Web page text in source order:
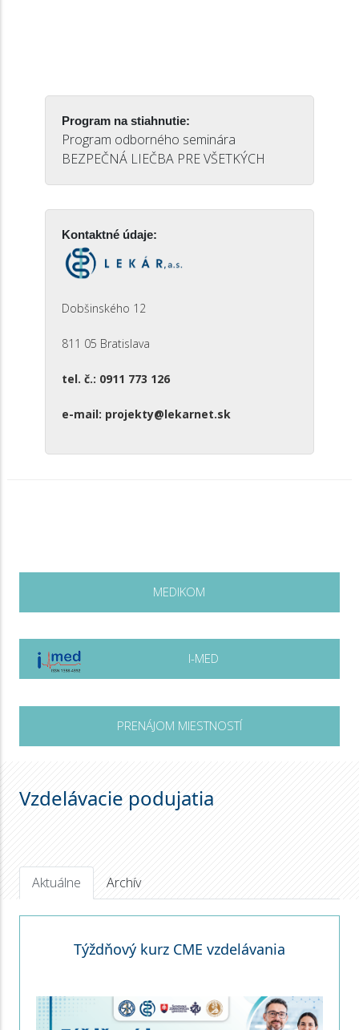
Program na stiahnutie:
Program odborného seminára
BEZPEČNÁ LIEČBA PRE VŠETKÝCH
Kontaktné údaje:
Dobšinského 12
811 05 Bratislava
tel. č.: 0911 773 126
e-mail: projekty@lekarnet.sk
MEDIKOM
I-MED
PRENÁJOM MIESTNOSTÍ
Vzdelávacie podujatia
Aktuálne Archív
Týždňový kurz CME vzdelávania